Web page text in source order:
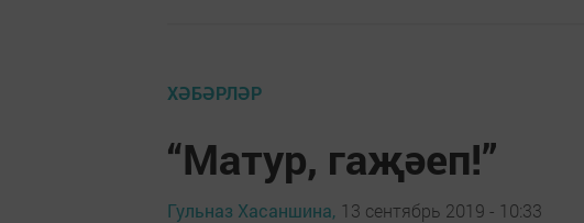
ХӘБӘРЛӘР
“Матур, гаҗәеп!”
Гульназ Хасаншина, 13 сентябрь 2019 - 10:33